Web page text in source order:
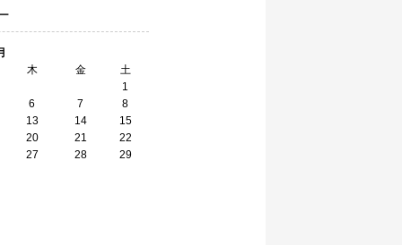
木
金
土
1
6
7
8
13
14
15
20
21
22
27
28 29